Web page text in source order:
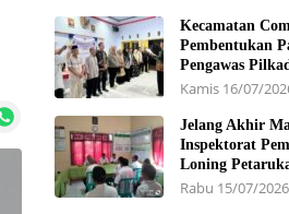
Kecamatan
Pembentukan
Pengawas
Kamis 16/07/
Jelang Akhir
Inspektorat
Loning
Rabu 15/07/2026